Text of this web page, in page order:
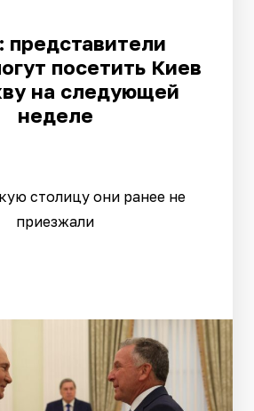
представители
посетить Киев
на следующей
неделе
столицу они ранее не
приезжали